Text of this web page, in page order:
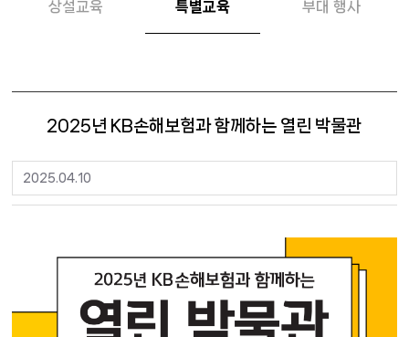
상설교육 특별교육 부대 행사
2025년 KB손해보험과 함께하는 열린 박물관
2025.04.10